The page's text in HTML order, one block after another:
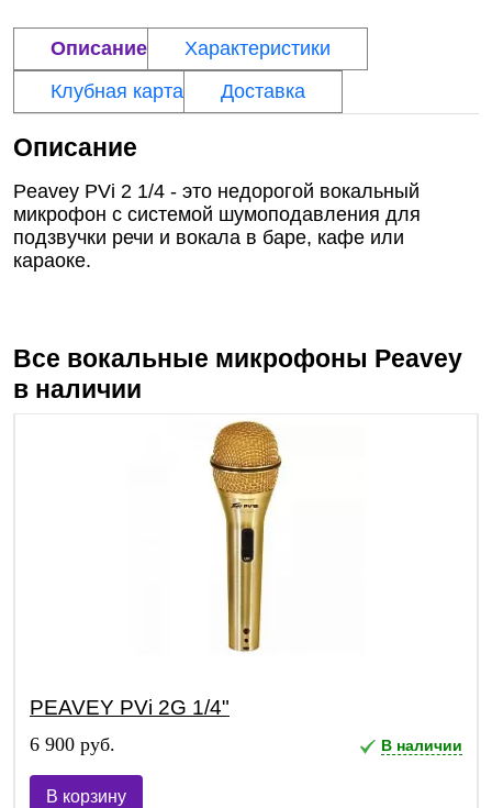
Описание
Характеристики
Клубная карта
Доставка
Описание
Peavey PVi 2 1/4 - это недорогой вокальный
микрофон с системой шумоподавления для
подзвучки речи и вокала в баре, кафе или
караоке.
Все вокальные микрофоны Peavey
в наличии
PEAVEY PVi 2G 1/4"
6 900 руб. В наличии
В корзину